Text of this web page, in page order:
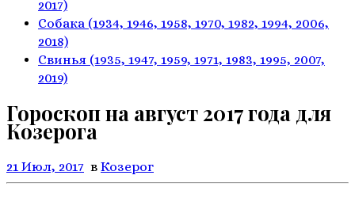
2017)
Собака (1934, 1946, 1958, 1970, 1982, 1994, 2006,
2018)
Свинья (1935, 1947, 1959, 1971, 1983, 1995, 2007,
2019)
Гороскоп на август 2017 года для
Козерога
21 Июл, 2017 в Козерог